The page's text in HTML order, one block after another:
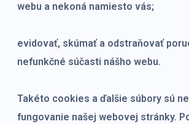
webu a nekoná namiesto vás;
evidovať, skúmať a odstraňovať
nefunkčné súčasti nášho webu.
Takéto cookies a ďalšie súbory sú
fungovanie našej webovej stránky.